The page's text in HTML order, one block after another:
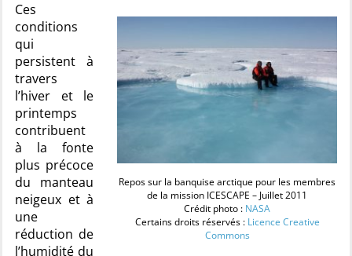
Repos sur la banquise arctique pour les membres
de la mission ICESCAPE – Juillet 2011
Crédit photo : NASA
Certains droits réservés : Licence Creative
Commons
Ces
conditions
qui
persistent à
travers
l’hiver et le
printemps
contribuent
à la fonte
plus précoce
du manteau
neigeux et à
une
réduction de
l’humidité du